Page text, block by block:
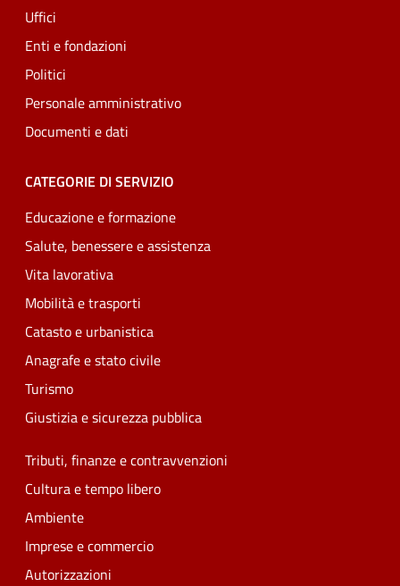
Uffici
Enti e fondazioni
Politici
Personale amministrativo
Documenti e dati
CATEGORIE DI SERVIZIO
Educazione e formazione
Salute, benessere e assistenza
Vita lavorativa
Mobilità e trasporti
Catasto e urbanistica
Anagrafe e stato civile
Turismo
Giustizia e sicurezza pubblica
Tributi, finanze e contravvenzioni
Cultura e tempo libero
Ambiente
Imprese e commercio
Autorizzazioni